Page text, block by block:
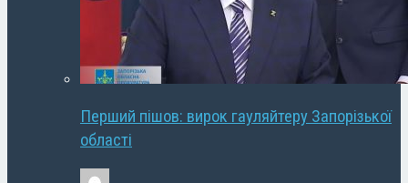
Перший пішов: вирок гауляйтеру Запорізької
області